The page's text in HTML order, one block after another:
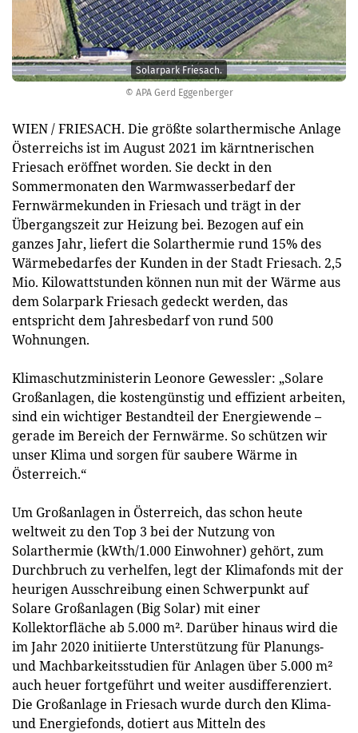
© APA Gerd Eggenberger
Solarpark Friesach.
WIEN / FRIESACH. Die größte solarthermische Anlage
Österreichs ist im August 2021 im kärntnerischen
Friesach eröffnet worden. Sie deckt in den
Sommermonaten den Warmwasserbedarf der
Fernwärmekunden in Friesach und trägt in der
Übergangszeit zur Heizung bei. Bezogen auf ein
ganzes Jahr, liefert die Solarthermie rund 15% des
Wärmebedarfes der Kunden in der Stadt Friesach. 2,5
Mio. Kilowattstunden können nun mit der Wärme aus
dem Solarpark Friesach gedeckt werden, das
entspricht dem Jahresbedarf von rund 500
Wohnungen.
Klimaschutzministerin Leonore Gewessler: „Solare
Großanlagen, die kostengünstig und effizient arbeiten,
sind ein wichtiger Bestandteil der Energiewende –
gerade im Bereich der Fernwärme. So schützen wir
unser Klima und sorgen für saubere Wärme in
Österreich.“
Um Großanlagen in Österreich, das schon heute
weltweit zu den Top 3 bei der Nutzung von
Solarthermie (kWth/1.000 Einwohner) gehört, zum
Durchbruch zu verhelfen, legt der Klimafonds mit der
heurigen Ausschreibung einen Schwerpunkt auf
Solare Großanlagen (Big Solar) mit einer
Kollektorfläche ab 5.000 m². Darüber hinaus wird die
im Jahr 2020 initiierte Unterstützung für Planungs-
und Machbarkeitsstudien für Anlagen über 5.000 m²
auch heuer fortgeführt und weiter ausdifferenziert.
Die Großanlage in Friesach wurde durch den Klima-
und Energiefonds, dotiert aus Mitteln des